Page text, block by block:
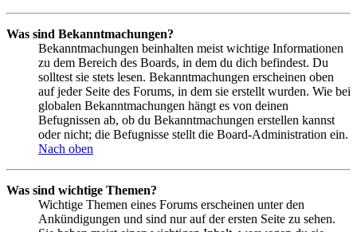
Was sind Bekanntmachungen?
Bekanntmachungen beinhalten meist wichtige Informationen
zu dem Bereich des Boards, in dem du dich befindest. Du
solltest sie stets lesen. Bekanntmachungen erscheinen oben
auf jeder Seite des Forums, in dem sie erstellt wurden. Wie bei
globalen Bekanntmachungen hängt es von deinen
Befugnissen ab, ob du Bekanntmachungen erstellen kannst
oder nicht; die Befugnisse stellt die Board-Administration ein.
Nach oben
Was sind wichtige Themen?
Wichtige Themen eines Forums erscheinen unter den
Ankündigungen und sind nur auf der ersten Seite zu sehen.